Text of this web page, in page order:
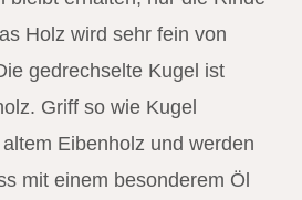
Holz wird sehr fein von
gedrechselte Kugel ist
Griff so wie Kugel
Eibenholz und werden
mit einem besonderem Öl